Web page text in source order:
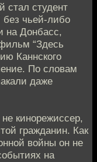
стал студент
чьей-либо
на Донбасс,
“Здесь
Каннского
По словам
даже
кинорежиссер,
гражданин. Как
войны он не
на